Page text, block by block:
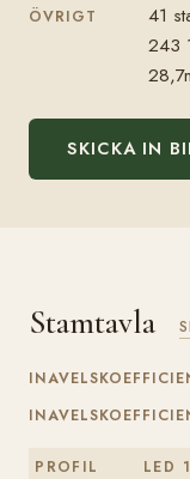
ÖVRIGT
41
243
SKICKA IN
Stamtavla
PROFIL LED 1